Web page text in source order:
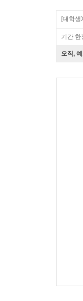
[대학
기간 한
오직,